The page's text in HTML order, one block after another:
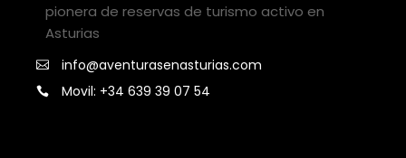
pionera de reservas de turismo activo en
Asturias
info@aventurasenasturias.com
Movil: +34 639 39 07 54